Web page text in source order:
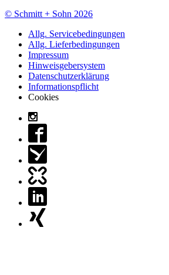
© Schmitt + Sohn 2026
Allg. Servicebedingungen
Allg. Lieferbedingungen
Impressum
Hinweisgebersystem
Datenschutzerklärung
Informationspflicht
Cookies